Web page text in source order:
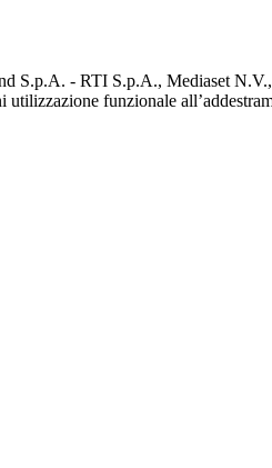
- RTI S.p.A., Mediaset N.V.,
funzionale